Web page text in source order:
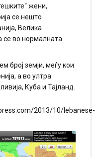
жени,
се нешто
Велика
се во нормалната
број земји, меѓу кои
а во ултра
Куба и Тајланд.